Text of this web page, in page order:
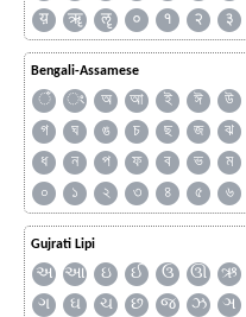
य़
ॠ ॡ ० १ २ ३
Bengali-Assamese
ঁ ং অ আ ই ঈ উ
গ
ঘ ঙ চ ছ জ ঝ
ধ
ন প ফ ব ভ ম
০
১ ২ ৩ ৪ ৫ ৬
Gujrati Lipi
અ આ ઇ ઈ ઉ ઊ ઋ
ગ
ઘ ચ છ જ ઝ ઞ